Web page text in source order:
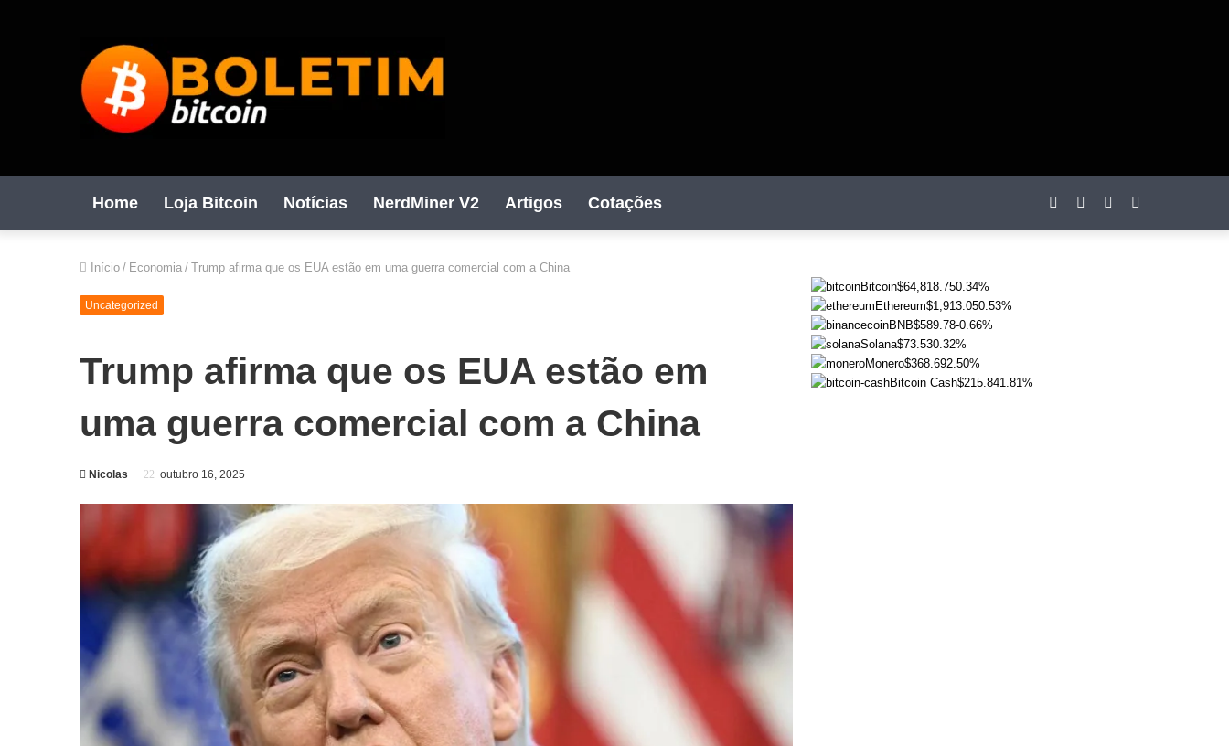
Home Loja Bitcoin Notícias NerdMiner V2 Artigos Cotações
Início / Economia / Trump afirma que os EUA estão em uma guerra comercial com a China
Uncategorized
Trump afirma que os EUA estão em
uma guerra comercial com a China
Nicolas outubro 16, 2025
Bitcoin$64,818.750.34%
Ethereum$1,913.050.53%
BNB$589.78-0.66%
Solana$73.530.32%
Monero$368.692.50%
Bitcoin Cash$215.841.81%